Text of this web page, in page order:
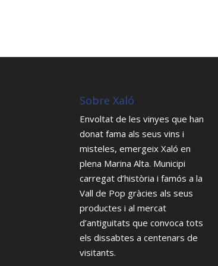
Sobre Xaló
Envoltat de les vinyes que han
donat fama als seus vins i
misteles, emergeix Xaló en
plena Marina Alta. Municipi
carregat d’història i famós a la
Vall de Pop gràcies als seus
productes i al mercat
d’antiguitats que convoca tots
els dissabtes a centenars de
visitants.